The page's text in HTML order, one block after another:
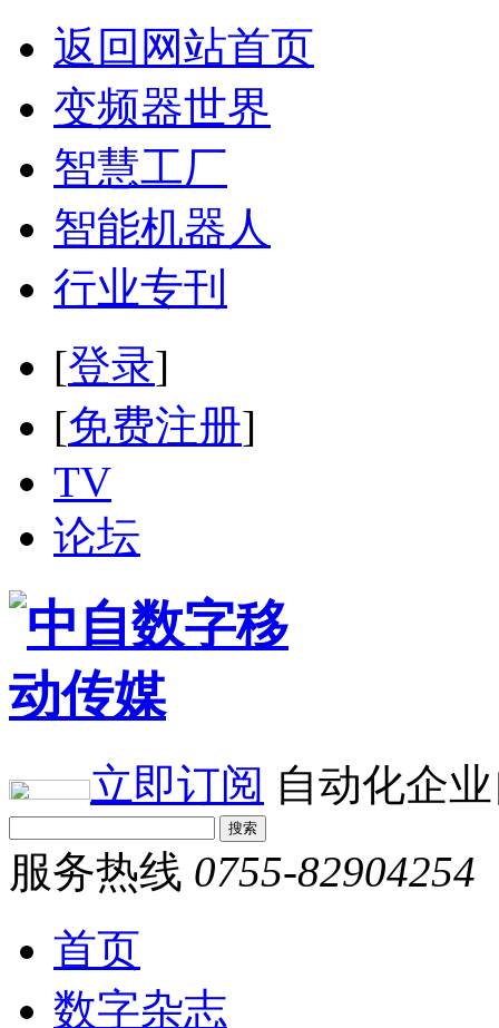
返回网站首页
变频器世界
智慧工厂
智能机器人
行业专刊
[登录]
[免费注册]
TV
论坛
立即订阅 自动化企
服务热线 0755-82904254
首页
数字杂志